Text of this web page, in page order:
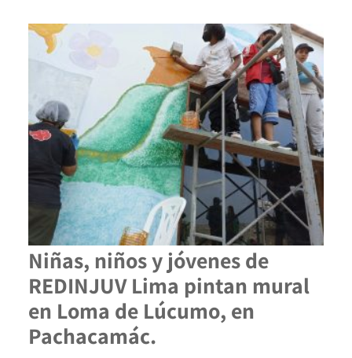
Niñas, niños y jóvenes de
REDINJUV Lima pintan mural
en Loma de Lúcumo, en
Pachacamác.